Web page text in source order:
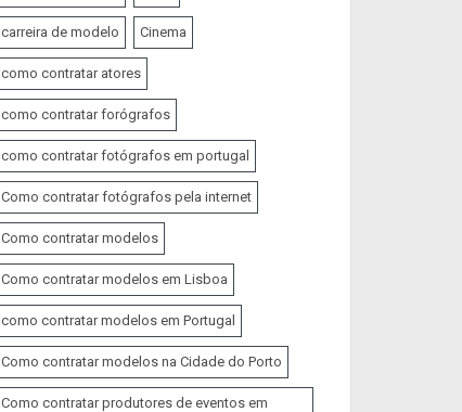
carreira de modelo Cinema
como contratar atores
como contratar forógrafos
como contratar fotógrafos em portugal
Como contratar fotógrafos pela internet
Como contratar modelos
Como contratar modelos em Lisboa
como contratar modelos em Portugal
Como contratar modelos na Cidade do Porto
Como contratar produtores de eventos em